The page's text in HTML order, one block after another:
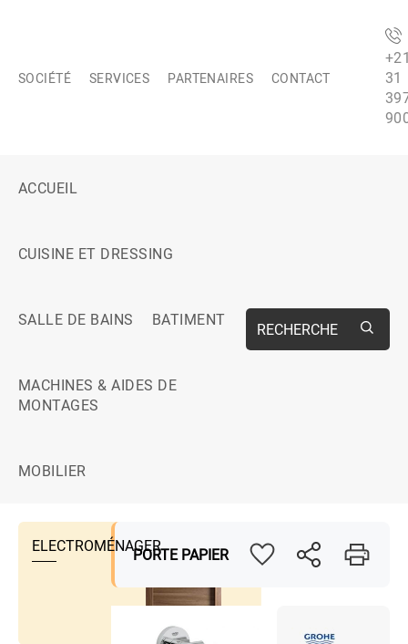
SOCIÉTÉ SERVICES PARTENAIRES CONTACT
31
ACCUEIL
CUISINE ET DRESSING
SALLE DE BAINS BATIMENT
MACHINES & AIDES DE
MONTAGES
MOBILIER
RECHERCHE
ELECTROMÉNAGERPORTE PAPIER